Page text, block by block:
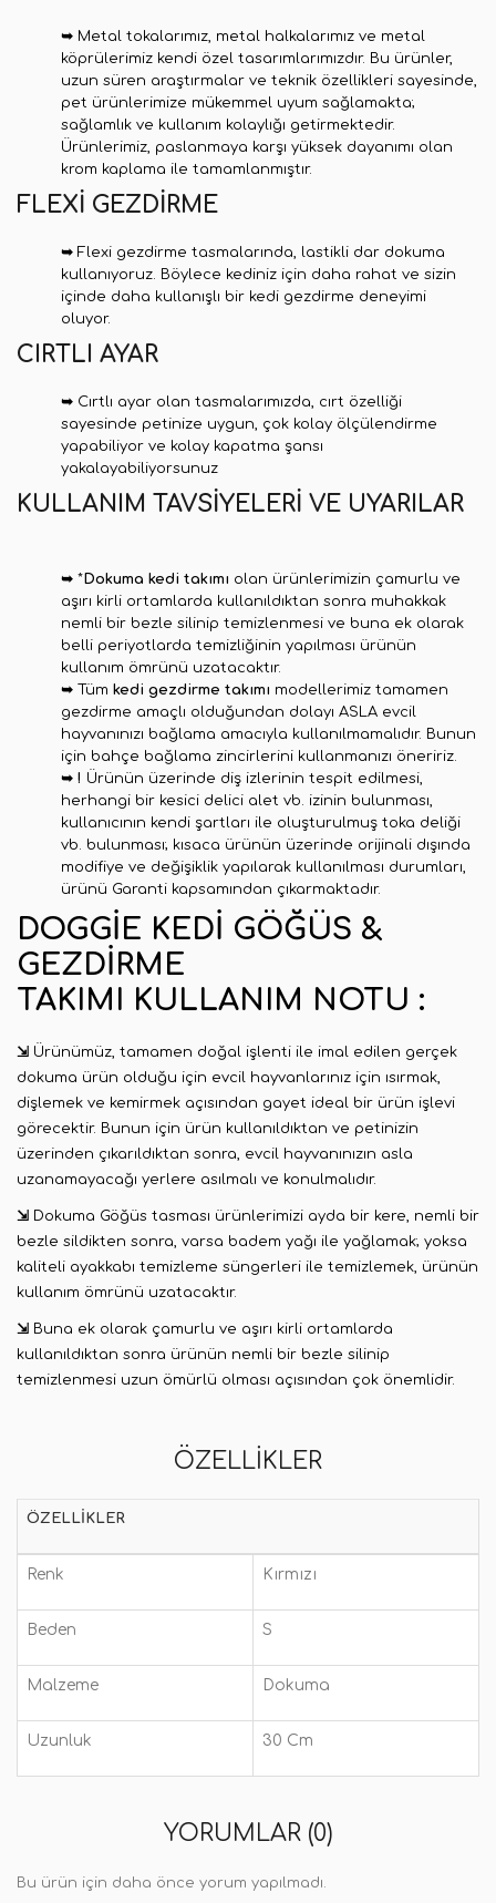
➥ Metal tokalarımız, metal halkalarımız ve metal
köprülerimiz kendi özel tasarımlarımızdır. Bu ürünler,
uzun süren araştırmalar ve teknik özellikleri sayesinde,
pet ürünlerimize mükemmel uyum sağlamakta;
sağlamlık ve kullanım kolaylığı getirmektedir.
Ürünlerimiz, paslanmaya karşı yüksek dayanımı olan
krom kaplama ile tamamlanmıştır.
FLEXİ GEZDİRME
➥ Flexi gezdirme tasmalarında, lastikli dar dokuma
kullanıyoruz. Böylece kediniz için daha rahat ve sizin
içinde daha kullanışlı bir kedi gezdirme deneyimi
oluyor.
CIRTLI AYAR
➥ Cırtlı ayar olan tasmalarımızda, cırt özelliği
sayesinde petinize uygun, çok kolay ölçülendirme
yapabiliyor ve kolay kapatma şansı
yakalayabiliyorsunuz
KULLANIM TAVSİYELERİ VE UYARILAR
➥ * Dokuma kedi takımı olan ürünlerimizin çamurlu ve
aşırı kirli ortamlarda kullanıldıktan sonra muhakkak
nemli bir bezle silinip temizlenmesi ve buna ek olarak
belli periyotlarda temizliğinin yapılması ürünün
kullanım ömrünü uzatacaktır.
➥ Tüm kedi gezdirme takımı modellerimiz tamamen
gezdirme amaçlı olduğundan dolayı ASLA evcil
hayvanınızı bağlama amacıyla kullanılmamalıdır. Bunun
için bahçe bağlama zincirlerini kullanmanızı öneririz.
➥ ! Ürünün üzerinde diş izlerinin tespit edilmesi,
herhangi bir kesici delici alet vb. izinin bulunması,
kullanıcının kendi şartları ile oluşturulmuş toka deliği
vb. bulunması; kısaca ürünün üzerinde orijinali dışında
modifiye ve değişiklik yapılarak kullanılması durumları,
ürünü Garanti kapsamından çıkarmaktadır.
DOGGIE KEDI GÖĞÜS &
GEZDIRME
TAKIMI KULLANIM NOTU :
⇲ Ürünümüz, tamamen doğal işlenti ile imal edilen gerçek
dokuma ürün olduğu için evcil hayvanlarınız için ısırmak,
dişlemek ve kemirmek açısından gayet ideal bir ürün işlevi
görecektir. Bunun için ürün kullanıldıktan ve petinizin
üzerinden çıkarıldıktan sonra, evcil hayvanınızın asla
uzanamayacağı yerlere asılmalı ve konulmalıdır.
⇲ Dokuma Göğüs tasması ürünlerimizi ayda bir kere, nemli bir
bezle sildikten sonra, varsa badem yağı ile yağlamak; yoksa
kaliteli ayakkabı temizleme süngerleri ile temizlemek, ürünün
kullanım ömrünü uzatacaktır.
⇲ Buna ek olarak çamurlu ve aşırı kirli ortamlarda
kullanıldıktan sonra ürünün nemli bir bezle silinip
temizlenmesi uzun ömürlü olması açısından çok önemlidir.
ÖZELLIKLER
ÖZELLIKLER
Renk Kırmızı
Beden S
Malzeme Dokuma
Uzunluk 30 Cm
YORUMLAR (0)
Bu ürün için daha önce yorum yapılmadı.